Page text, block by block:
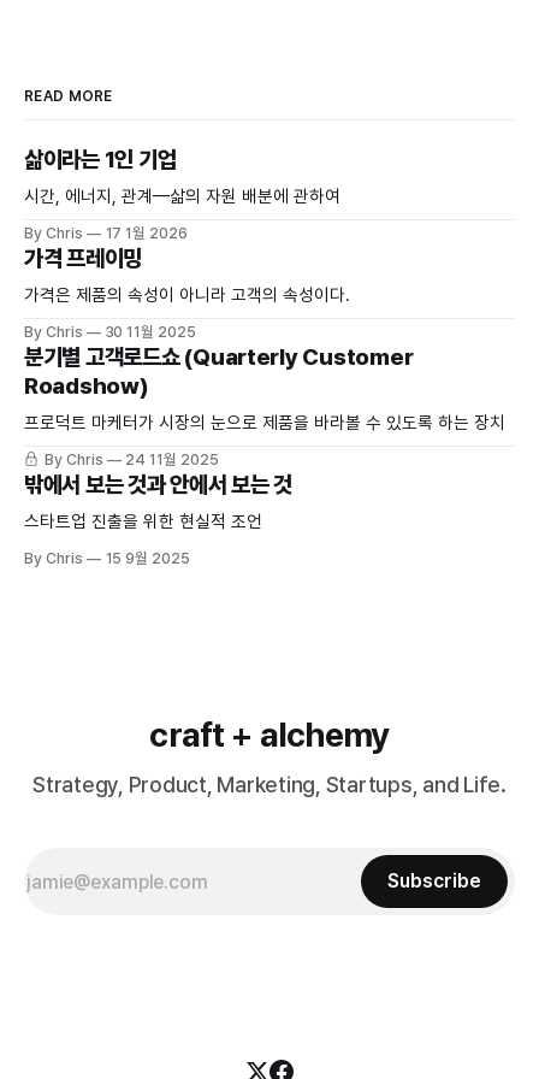
READ MORE
삶이라는 1인 기업
시간, 에너지, 관계—삶의 자원 배분에 관하여
By Chris 17 1월 2026
가격 프레이밍
가격은 제품의 속성이 아니라 고객의 속성이다.
By Chris 30 11월 2025
분기별 고객로드쇼 (Quarterly Customer
Roadshow)
프로덕트 마케터가 시장의 눈으로 제품을 바라볼 수 있도록 하는 장치
By Chris 24 11월 2025
밖에서 보는 것과 안에서 보는 것
스타트업 진출을 위한 현실적 조언
By Chris 15 9월 2025
craft + alchemy
Strategy, Product, Marketing, Startups, and Life.
Subscribe